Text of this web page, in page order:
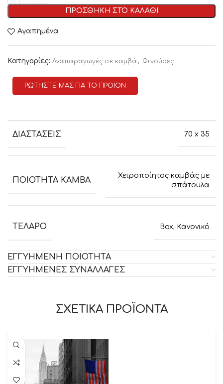
ΠΡΟΣΘΗΚΗ ΣΤΟ ΚΑΛΑΘΙ
Αγαπημένα
Κατηγορίες: Αναπαραγωγές σε καμβά , Φιγούρες
ΡΩΤΗΣΤΕ ΜΑΣ ΓΙΑ ΤΟ ΠΡΟΪΟΝ
ΔΙΑΣΤΑΣΕΙΣ 70 x 35
ΠΟΙΟΤΗΤΑ ΚΑΜΒΑ
Χειροποίητος καμβάς με
σπάτουλα
ΤΕΛΑΡΟ Box, Κανονικό
ΕΓΓΥΗΜΕΝΗ ΠΟΙΟΤΗΤΑ
ΕΓΓΥΗΜΕΝΕΣ ΣΥΝΑΛΛΑΓΕΣ
ΣΧΕΤΙΚΑ ΠΡΟΪΟΝΤΑ